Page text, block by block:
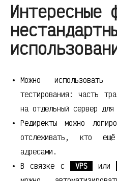
Интересные
Можно
тестирования: часть
на отдельный сервер для
Редиректы можно
отслеживать, кто
адресами.
В связке с
VPS или